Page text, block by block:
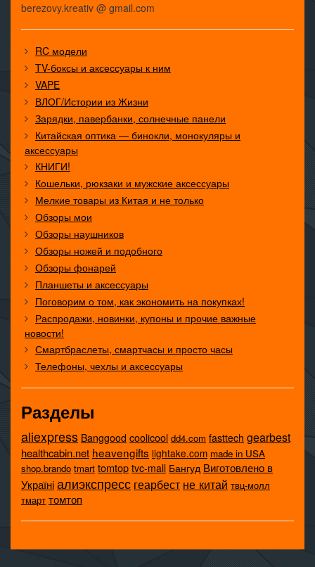
berezovy.kreativ @ gmail.com
RC модели
TV-боксы и аксессуары к ним
VAPE
ВЛОГ/Истории из Жизни
Зарядки, павербанки, солнечные панели
Китайская оптика — бинокли, монокуляры и
аксессуары
КНИГИ!
Кошельки, рюкзаки и мужские аксессуары
Мелкие товары из Китая и не только
Обзоры мои
Обзоры наушников
Обзоры ножей и подобного
Обзоры фонарей
Планшеты и аксессуары
Поговорим о том, как экономить на покупках!
Распродажи, новинки, купоны и прочие важные
новости!
Смартбраслеты, смартчасы и просто часы
Телефоны, чехлы и аксессуары
Разделы
aliexpress Banggood coolicool dd4.com fasttech gearbest
healthcabin.net heavengifts lightake.com made in USA
shop.brando tmart tomtop tvc-mall Бангуд Виготовлено в
Україніалиэкспресс геарбест не китай твц-молл
тмарт томтоп